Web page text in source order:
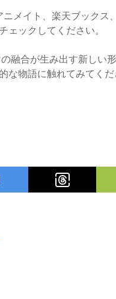
メイト、楽天ブックス
ックしてください。
融合が生み出す新しい
物語に触れてみてくだ